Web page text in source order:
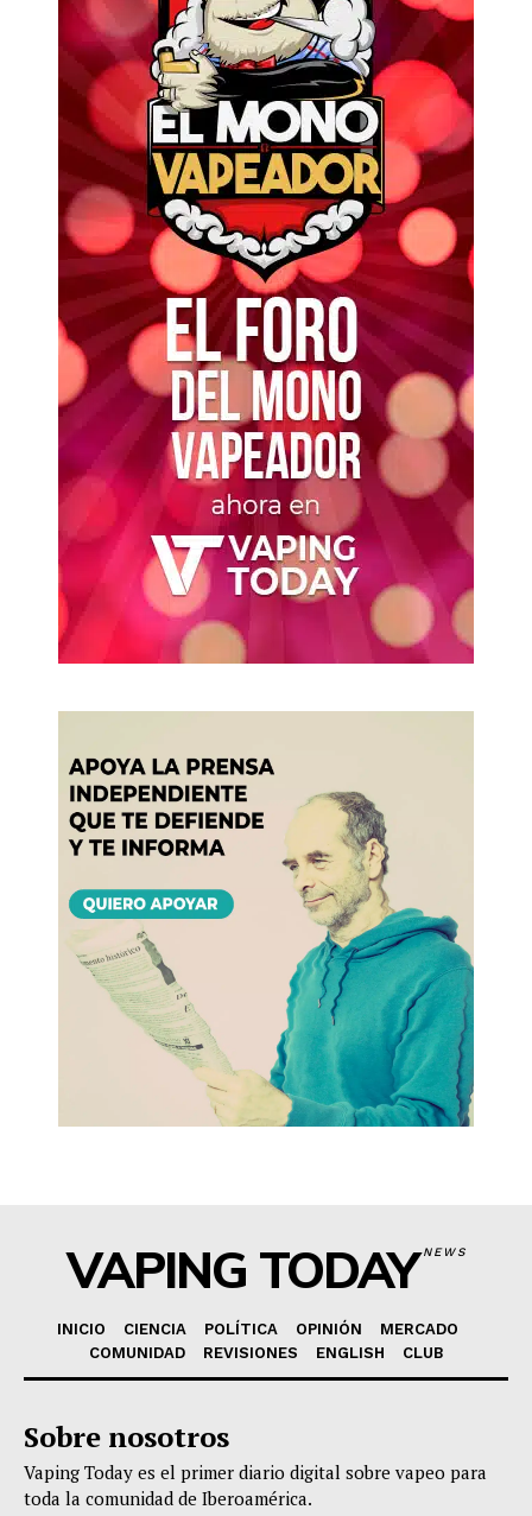
VAPING TODAYNEWS
INICIO CIENCIA POLÍTICA OPINIÓN
MERCADO
COMUNIDAD
REVISIONES ENGLISH CLUB
Sobre nosotros
Vaping Today es el primer diario digital sobre vapeo para
toda la comunidad de Iberoamérica.